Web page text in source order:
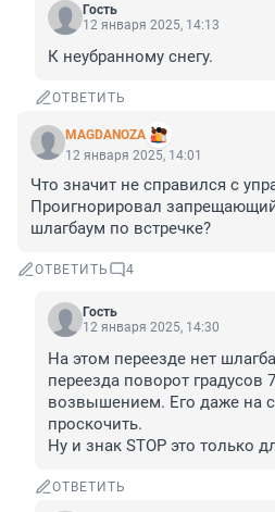
Гость
12 января 2025, 14:13
К неубранному снегу.
ОТВЕТИТЬ
MAGDANOZA
12 января 2025, 14:01
Что значит не справился с
Проигнорировал
шлагбаум по встречке?
ОТВЕТИТЬ 4
Гость
12 января 2025, 14:30
На этом переезде нет
переезда поворот градусов
возвышением. Его даже на
проскочить.
Ну и знак STOP это только
ОТВЕТИТЬ